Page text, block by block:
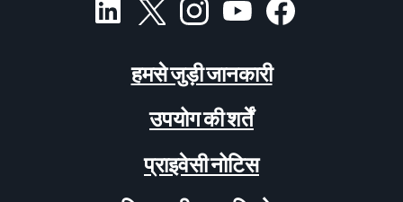
हमसे जुड़ी जानकारी
उपयोग की शर्तें
प्राइवेसी नोटिस